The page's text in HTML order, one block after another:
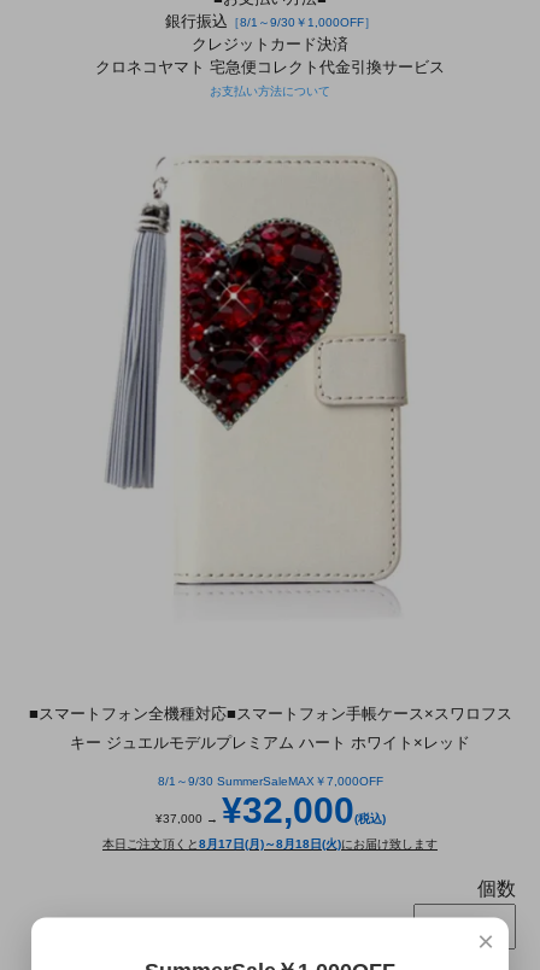
銀行振込 ［8/1～9/30￥1,000OFF］
クレジットカード決済
クロネコヤマト 宅急便コレクト代金引換サービス
お支払い方法について
■スマートフォン全機種対応■スマートフォン手帳ケース×スワロフス
キー ジュエルモデルプレミアム ハート ホワイト×レッド
8/1～9/30 SummerSaleMAX￥7,000OFF
¥37,000 → ¥32,000(税込)
本日ご注文頂くと8月17日(月)～8月18日(火)にお届け致します
個数
×